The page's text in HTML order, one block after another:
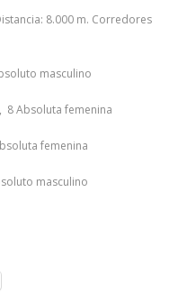
8.000 m. Corredores
masculino
8 Absoluta femenina
femenina
masculino